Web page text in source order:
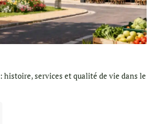
histoire, services et qualité de vie dans le